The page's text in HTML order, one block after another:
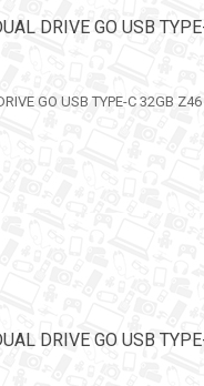
DRIVE GO USB
GO USB TYPE-C 32GB
DRIVE GO USB